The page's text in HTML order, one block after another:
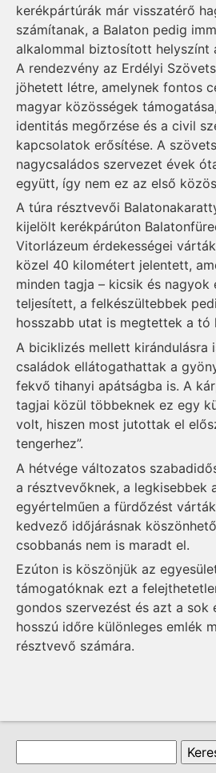
kerékpártúrák már visszatérő
számítanak, a Balaton pedig
alkalommal biztosított helyszínt
A rendezvény az Erdélyi
jöhetett létre, amelynek fontos
magyar közösségek
identitás megőrzése és a civil
kapcsolatok erősítése. A
nagycsaládos szervezet évek
együtt, így nem ez az első
A túra résztvevői
kijelölt kerékpárúton
Vitorlázeum érdekességei
közel 40 kilométert jelentett,
minden tagja – kicsik és nagyok
teljesített, a felkészültebbek
hosszabb utat is megtettek a tó
A biciklizés mellett kirándulásra
családok ellátogathattak a
fekvő tihanyi apátságba is. A
tagjai közül többeknek ez egy
volt, hiszen most jutottak el
tengerhez”.
A hétvége változatos
a résztvevőknek, a legkisebbek
egyértelműen a fürdőzést
kedvező időjárásnak
csobbanás nem is maradt el.
Ezúton is köszönjük az
támogatóknak ezt a
gondos szervezést és azt a sok
hosszú időre különleges emlék
résztvevő számára.
Keresés űrlap
Keresés